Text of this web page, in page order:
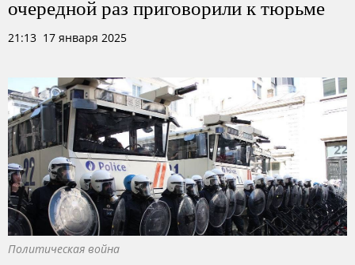
очередной раз приговорили к тюрьме
21:13 17 января 2025
Политическая война